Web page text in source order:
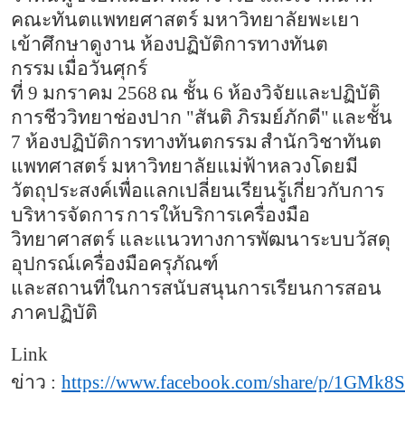
คณะทันตแพทยศาสตร์ มหาวิทยาลัยพะเยา
เข้าศึกษาดูงาน ห้องปฏิบัติการทางทันต
กรรม เมื่อวันศุกร์
ที่ 9 มกราคม 2568 ณ ชั้น 6 ห้องวิจัยและปฏิบัติ
การชีววิทยาช่องปาก "สันติ ภิรมย์ภักดี" และชั้น
7 ห้องปฏิบัติการทางทันตกรรม สำนักวิชาทันต
แพทศาสตร์ มหาวิทยาลัยแม่ฟ้าหลวงโดยมี
วัตถุประสงค์เพื่อแลกเปลี่ยนเรียนรู้เกี่ยวกับการ
บริหารจัดการการให้บริการเครื่องมือ
วิทยาศาสตร์ และแนวทางการพัฒนาระบบวัสดุ
อุปกรณ์เครื่องมือครุภัณฑ์
และสถานที่ในการสนับสนุนการเรียนการสอน
ภาคปฏิบัต
Link
ข่าว : https://www.facebook.com/share/p/1GMk8S